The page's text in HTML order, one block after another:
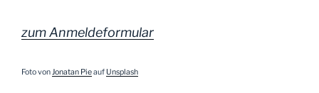
zum Anmeldeformular
Foto vonJonatan Pieauf Unsplash